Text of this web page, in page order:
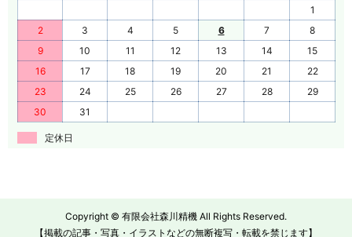
1
2
3 4 5 6 7
8
9
10 11 12 13 14
15
16
17 18 19 20 21
22
23
24 25 26 27 28
29
30
31
定休日
Copyright © 有限会社森川精機 All Rights Reserved.
【掲載の記事・写真・イラストなどの無断複写・転載を禁じます】